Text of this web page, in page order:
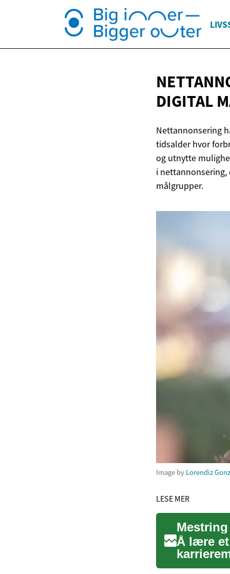
DIGITAL
Nettannonsering
tidsalder hvor
og utnytte
i nettannonsering,
målgrupper.
Image by Lorendiz
LESE MER
Å lære
samm...